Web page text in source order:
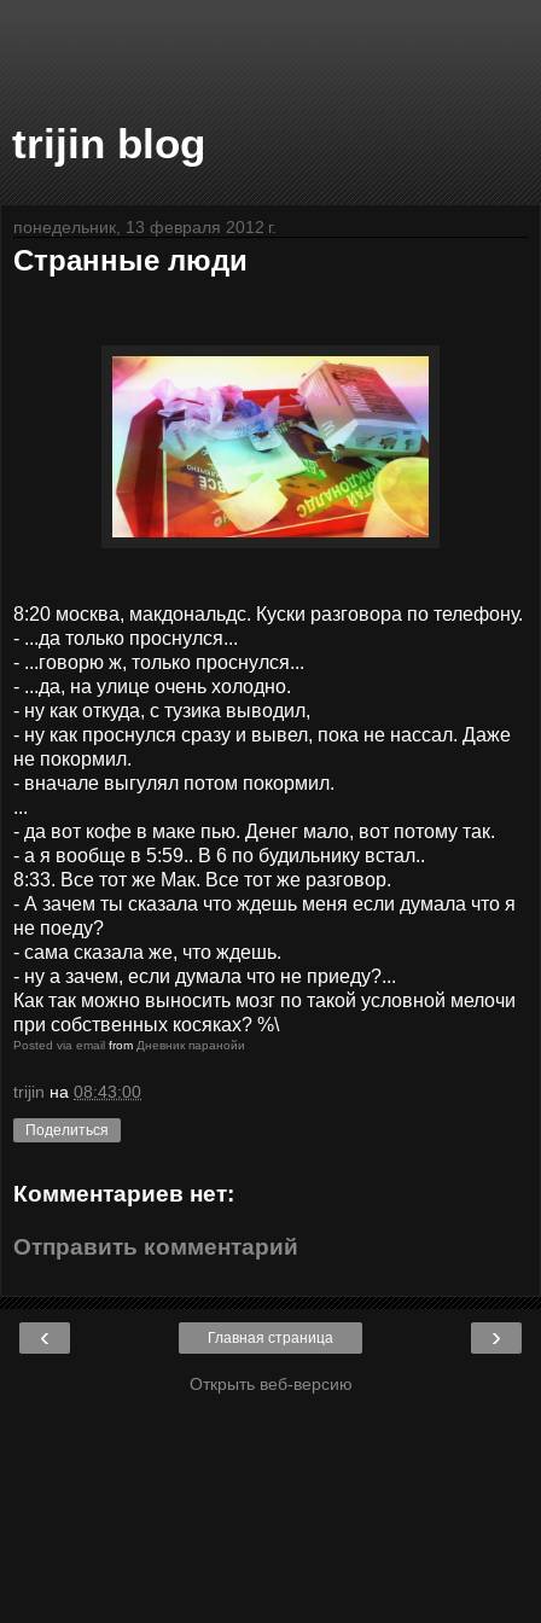
trijin blog
понедельник, 13 февраля 2012 г.
Странные люди
8:20 москва, макдональдс. Куски разговора по телефону.
- ...да только проснулся...
- ...говорю ж, только проснулся...
- ...да, на улице очень холодно.
- ну как откуда, с тузика выводил,
- ну как проснулся сразу и вывел, пока не нассал. Даже
не покормил.
- вначале выгулял потом покормил.
...
- да вот кофе в маке пью. Денег мало, вот потому так.
- а я вообще в 5:59.. В 6 по будильнику встал..
8:33. Все тот же Мак. Все тот же разговор.
- А зачем ты сказала что ждешь меня если думала что я
не поеду?
- сама сказала же, что ждешь.
- ну а зачем, если думала что не приеду?...
Как так можно выносить мозг по такой условной мелочи
при собственных косяках? %\
Posted via email from Дневник паранойи
trijin на 08:43:00
Поделиться
Комментариев нет:
Отправить комментарий
‹ ›
Главная страница
Открыть веб-версию